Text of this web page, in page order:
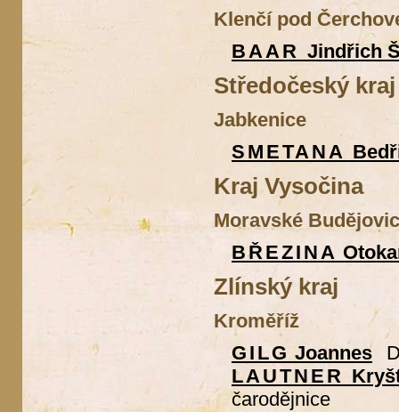
Klenčí pod
BAAR Jindřich
Středočeský kraj
Jabkenice
SMETANA
Kraj Vysočina
Moravské
BŘEZINA
Zlínský kraj
Kroměříž
GILG Joannes
LAUTNER
čarodějnice